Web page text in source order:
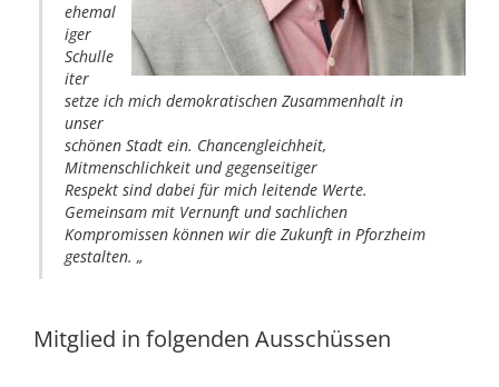
ehemal
iger
Schulle
iter
setze ich mich demokratischen Zusammenhalt in
unser
schönen Stadt ein. Chancengleichheit,
Mitmenschlichkeit und gegenseitiger
Respekt sind dabei für mich leitende Werte.
Gemeinsam mit Vernunft und sachlichen
Kompromissen können wir die Zukunft in Pforzheim
gestalten. „
Mitglied in folgenden Ausschüssen